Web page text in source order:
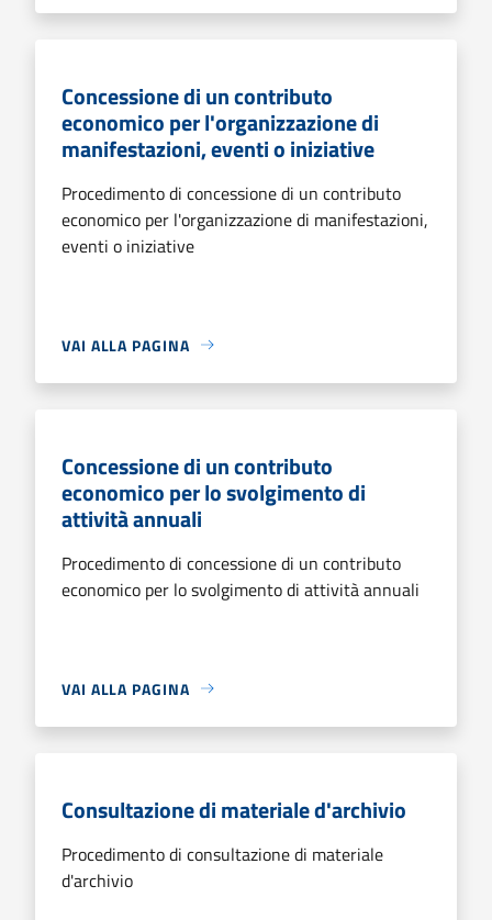
Concessione di un contributo
economico per l'organizzazione di
manifestazioni, eventi o iniziative
Procedimento di concessione di un contributo
economico per l'organizzazione di manifestazioni,
eventi o iniziative
VAI ALLA PAGINA
Concessione di un contributo
economico per lo svolgimento di
attività annuali
Procedimento di concessione di un contributo
economico per lo svolgimento di attività annuali
VAI ALLA PAGINA
Consultazione di materiale d'archivio
Procedimento di consultazione di materiale
d'archivio